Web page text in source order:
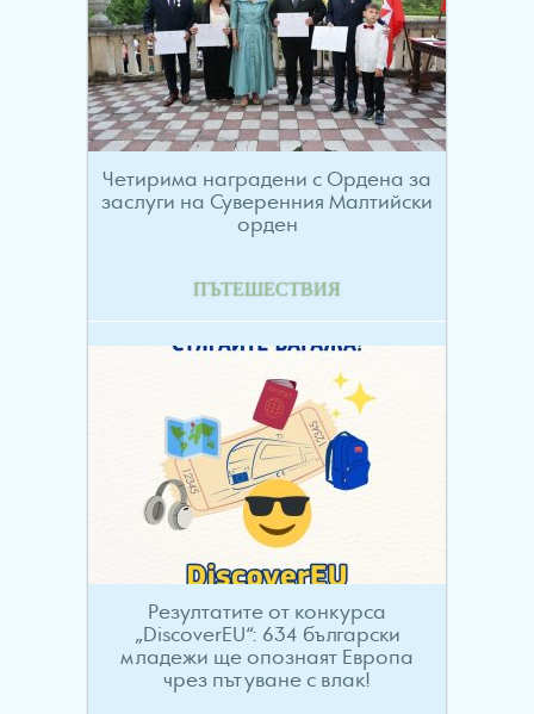
Четирима наградени с Ордена за
заслуги на Суверенния Малтийски
орден
ПЪТЕШЕСТВИЯ
Резултатите от конкурса
„DiscoverEU“: 634 български
младежи ще опознаят Европа
чрез пътуване с влак!